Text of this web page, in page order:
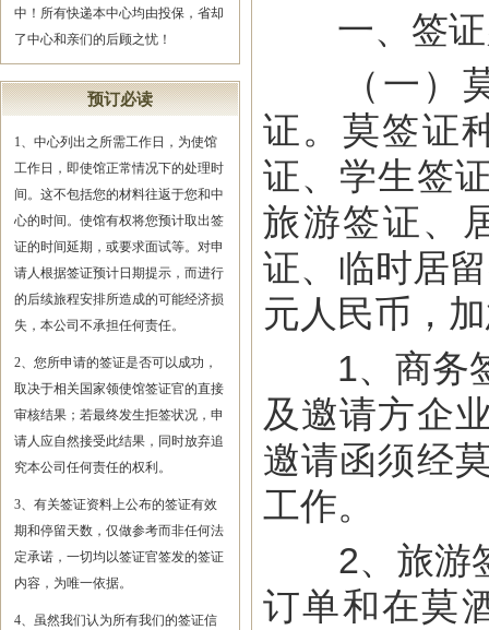
中！所有快递本中心均由投保，省却
了中心和亲们的后顾之忧！
预订必读
1、中心列出之所需工作日，为使馆
工作日，即使馆正常情况下的处理时
间。这不包括您的材料往返于您和中
心的时间。使馆有权将您预计取出签
证的时间延期，或要求面试等。对申
请人根据签证预计日期提示，而进行
的后续旅程安排所造成的可能经济损
失，本公司不承担任何责任。
2、您所申请的签证是否可以成功，
取决于相关国家领使馆签证官的直接
审核结果；若最终发生拒签状况，申
请人应自然接受此结果，同时放弃追
究本公司任何责任的权利。
3、有关签证资料上公布的签证有效
期和停留天数，仅做参考而非任何法
定承诺，一切均以签证官签发的签证
内容，为唯一依据。
4、虽然我们认为所有我们的签证信
一、签证
（一）莫
证。莫签证
证、学生签
旅游签证、
证、临时居
元人民币，
1、商务签
及邀请方企
邀请函须经
工作。
2、旅游签
订单和在莫